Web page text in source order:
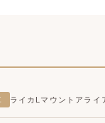
ライカLマウントアライ